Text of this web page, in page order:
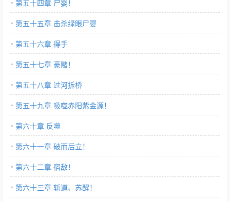
第五十四章 尸婴！
第五十五章 击杀绿眼尸婴
第五十六章 得手
第五十七章 豪赌！
第五十八章 过河拆桥
第五十九章 吸噬赤阳紫金源！
第六十章 反噬
第六十一章 破而后立！
第六十二章 宿敌！
第六十三章 斩道、苏醒！